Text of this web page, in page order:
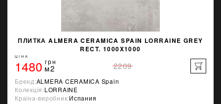
ПЛИТКА ALMERA CERAMICA SPAIN LORRAINE GREY
RECT. 1000X1000
ЦІНА
1480 грн
м2 2209
Бренд:ALMERA CERAMICA Spain
Колекція:LORRAINE
Країна-виробник:Испания